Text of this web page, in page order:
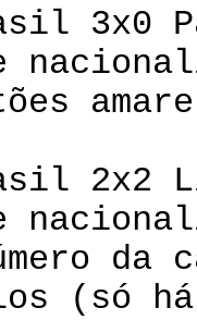
3x0
2x2
da
(só